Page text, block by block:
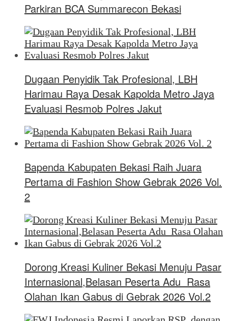
Parkiran BCA Summarecon Bekasi
Dugaan Penyidik Tak Profesional, LBH
Harimau Raya Desak Kapolda Metro Jaya
Evaluasi Resmob Polres Jakut
Bapenda Kabupaten Bekasi Raih Juara
Pertama di Fashion Show Gebrak 2026 Vol.
2
Dorong Kreasi Kuliner Bekasi Menuju Pasar
Internasional,Belasan Peserta Adu Rasa
Olahan Ikan Gabus di Gebrak 2026 Vol.2